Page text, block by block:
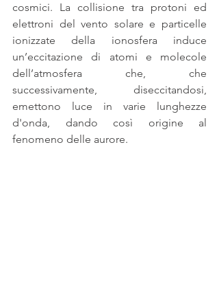
cosmici. La collisione tra protoni ed
elettroni del vento solare e particelle
ionizzate della ionosfera induce
un’eccitazione di atomi e molecole
dell’atmosfera che, che
successivamente, diseccitandosi,
emettono luce in varie lunghezze
d'onda, dando così origine al
fenomeno delle aurore.